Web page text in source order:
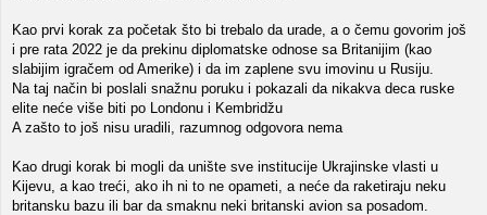
Kao prvi korak za početak što bi trebalo da urade, a o čemu govorim još
i pre rata 2022 je da prekinu diplomatske odnose sa Britanijim (kao
slabijim igračem od Amerike) i da im zaplene svu imovinu u Rusiju.
Na taj način bi poslali snažnu poruku i pokazali da nikakva deca ruske
elite neće više biti po Londonu i Kembridžu
A zašto to još nisu uradili, razumnog odgovora nema
Kao drugi korak bi mogli da unište sve institucije Ukrajinske vlasti u
Kijevu, a kao treći, ako ih ni to ne opameti, a neće da raketiraju neku
britansku bazu ili bar da smaknu neki britanski avion sa posadom.